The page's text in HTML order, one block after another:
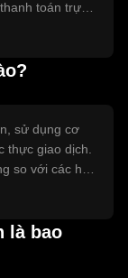
toán trực
một cách
sinh thái
sử dụng cơ
thực giao dịch.
so với các hệ
thuật nổi bật
giao dịch
là bao